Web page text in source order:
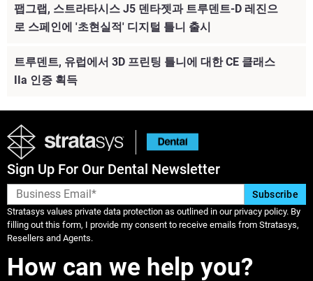
팹그랩, 스트라타시스 J5 덴타젯과 트루덴트-D 레진으
로 스페인에 '초현실적' 디지털 틀니 출시
트루덴트, 유럽에서 3D 프린팅 틀니에 대한 CE 클래스
IIa 인증 획득
Sign Up For Our Dental Newsletter
Stratasys values private data protection as outlined in our privacy policy. By
filling out this form, I provide my consent to receive emails from Stratasys,
Resellers and Agents.
How can we help you?